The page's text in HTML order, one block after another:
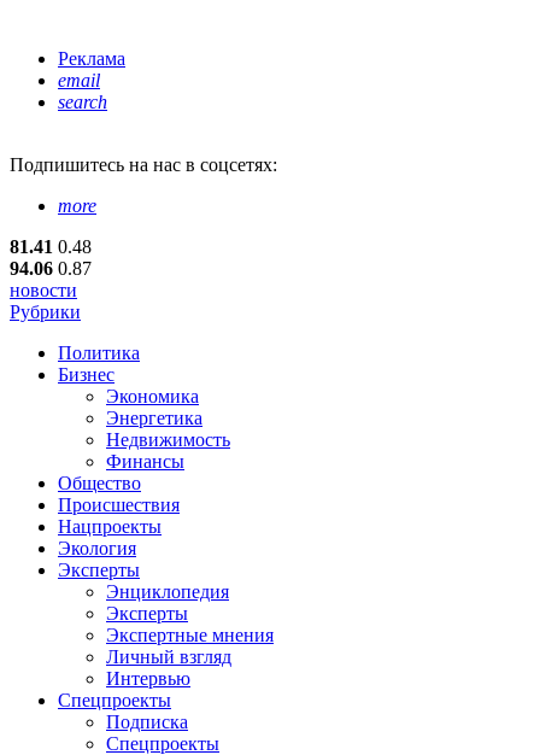
Реклама
email
search
Подпишитесь на нас в соцсетях:
more
81.41 0.48
94.06 0.87
новости
Рубрики
Политика
Бизнес
Экономика
Энергетика
Недвижимость
Финансы
Общество
Происшествия
Нацпроекты
Экология
Эксперты
Энциклопедия
Эксперты
Экспертные мнения
Личный взгляд
Интервью
Спецпроекты
Подписка
Спецпроекты